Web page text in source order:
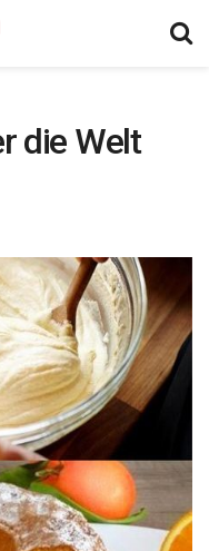
die Welt